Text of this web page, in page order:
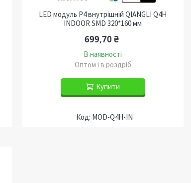
LED модуль P4 внутрішній QIANGLI Q4H
INDOOR SMD 320*160 мм
699,70 ₴
В наявності
Оптом і в роздріб
Купити
MOD-Q4H-IN